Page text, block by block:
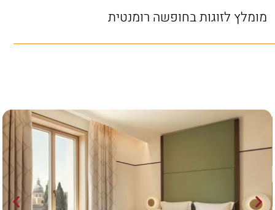
מומלץ לזוגות בחופשה רומנטית